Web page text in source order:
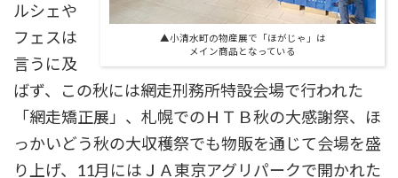
▲小清水町の物産展で「ほがじゃ」は
メイン商品となっている
ルシェや
フェスは
言うに及
ばず、この秋には網走刑務所特設会場で行われた
「網走矯正展」、札幌でのＨＴＢ秋の大感謝祭、ほ
っかいどう秋の大収穫祭でも物販を通じて会場を盛
り上げ、11月にはＪＡ東京アグリパークで開かれた